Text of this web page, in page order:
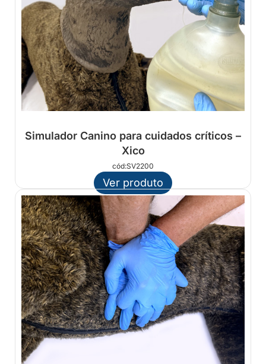
Simulador Canino para cuidados críticos –
Xico
cód:SV2200
Ver produto